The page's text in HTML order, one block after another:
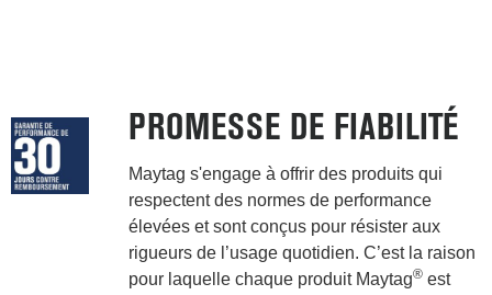
PROMESSE DE FIABILITÉ
Maytag s'engage à offrir des produits qui
respectent des normes de performance
élevées et sont conçus pour résister aux
rigueurs de l’usage quotidien. C’est la raison
pour laquelle chaque produit Maytag®est